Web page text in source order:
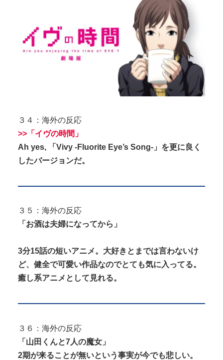
３４：海外の反応
>>「イヴの時間」
Ah yes, 「Vivy -Fluorite Eye’s Song-」を更に良く
したバージョンだ。
３５：海外の反応
「お酒は夫婦になってから」
3分15話の短いアニメ。大好きとまでは言わないけ
ど、健全で可愛い作品なのでとても気に入ってる。
癒し系アニメとして見れる。
３６：海外の反応
「山田くんと7人の魔女」
2期が来ることが無いという事実が今でも悲しい。